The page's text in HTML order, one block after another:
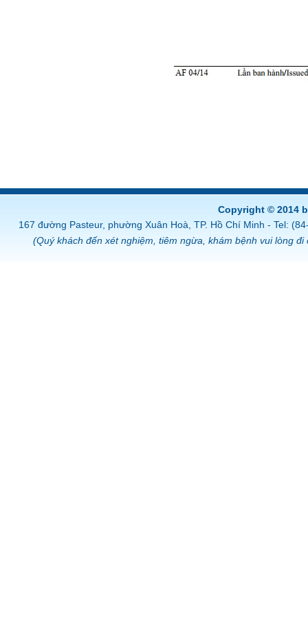
Copyright © 2014
167 đường Pasteur, phường Xuân Hoà, TP. Hồ Chí Minh - Tel:
(Quý khách đến xét nghiệm, tiêm ngừa, khám bệnh vui lòng